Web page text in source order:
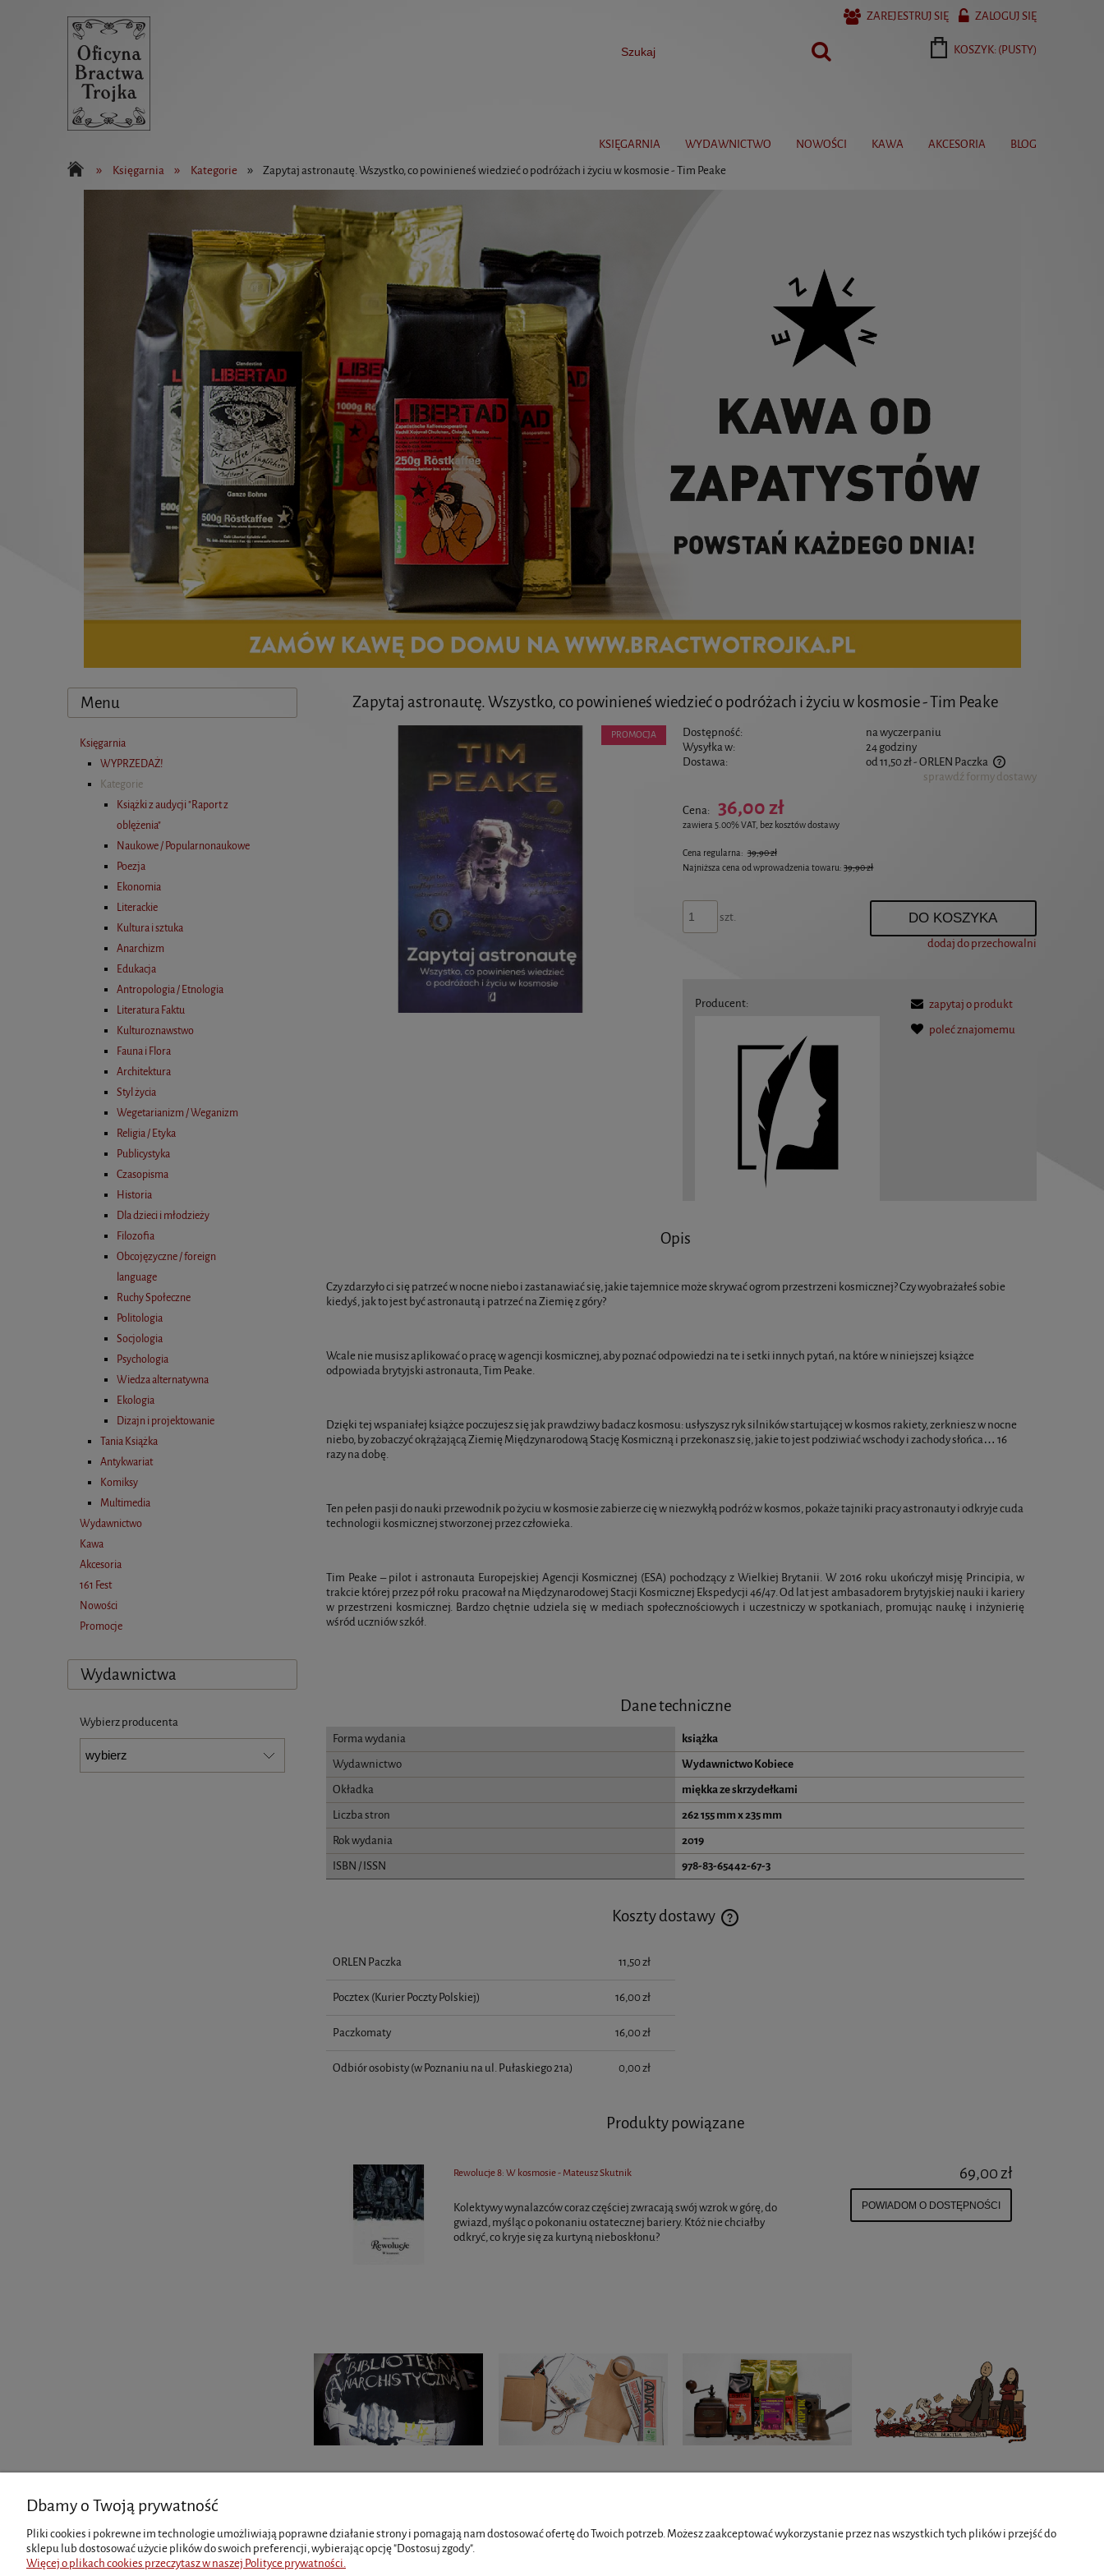
ZAREJESTRUJ SIĘ ZALOGUJ SIĘ
KOSZYK: (PUSTY)
KSIĘGARNIA WYDAWNICTWO NOWOŚCI KAWA AKCESORIA BLOG
» Księgarnia » Kategorie » Zapytaj astronautę. Wszystko, co powinieneś wiedzieć o podróżach i życiu w kosmosie - Tim Peake
Menu
Księgarnia
WYPRZEDAŻ!
Kategorie
Książki z audycji "Raport z
oblężenia"
Naukowe / Popularnonaukowe
Poezja
Ekonomia
Literackie
Kultura i sztuka
Anarchizm
Edukacja
Antropologia / Etnologia
Literatura Faktu
Kulturoznawstwo
Fauna i Flora
Architektura
Styl życia
Wegetarianizm / Weganizm
Religia / Etyka
Publicystyka
Czasopisma
Historia
Dla dzieci i młodzieży
Filozofia
Obcojęzyczne / foreign
language
Ruchy Społeczne
Politologia
Socjologia
Psychologia
Wiedza alternatywna
Ekologia
Dizajn i projektowanie
Tania Książka
Antykwariat
Komiksy
Multimedia
Wydawnictwo
Kawa
Akcesoria
161 Fest
Nowości
Promocje
Wydawnictwa
Wybierz producenta
Zapytaj astronautę. Wszystko, co powinieneś wiedzieć o podróżach i życiu w kosmosie - Tim Peake
PROMOCJA Dostępność:
na wyczerpaniu
Wysyłka w:
24 godziny
Dostawa:
od 11,50 zł- ORLEN Paczka
sprawdź formy dostawy
Cena: 36,00 zł
zawiera 5.00% VAT, bez kosztów dostawy
Cena regularna: 39,90 zł
Najniższa cena od wprowadzenia towaru:39,90 zł
szt. DO KOSZYKA
dodaj do przechowalni
Producent:
zapytaj o produkt
poleć znajomemu
Opis
Czy zdarzyło ci się patrzeć w nocne niebo i zastanawiać się, jakie tajemnice może skrywać ogrom przestrzeni kosmicznej? Czy wyobrażałeś sobie
kiedyś, jak to jest być astronautą i patrzeć na Ziemię z góry?
Wcale nie musisz aplikować o pracę w agencji kosmicznej, aby poznać odpowiedzi na te i setki innych pytań, na które w niniejszej książce
odpowiada brytyjski astronauta, Tim Peake.
Dzięki tej wspaniałej książce poczujesz się jak prawdziwy badacz kosmosu: usłyszysz ryk silników startującej w kosmos rakiety, zerkniesz w nocne
niebo, by zobaczyć okrążającą Ziemię Międzynarodową Stację Kosmiczną i przekonasz się, jakie to jest podziwiać wschody i zachody słońca… 16
razy na dobę.
Ten pełen pasji do nauki przewodnik po życiu w kosmosie zabierze cię w niezwykłą podróż w kosmos, pokaże tajniki pracy astronauty i odkryje cuda
technologii kosmicznej stworzonej przez człowieka.
Tim Peake – pilot i astronauta Europejskiej Agencji Kosmicznej (ESA) pochodzący z Wielkiej Brytanii. W 2016 roku ukończył misję Principia, w
trakcie której przez pół roku pracował na Międzynarodowej Stacji Kosmicznej Ekspedycji 46/47. Od lat jest ambasadorem brytyjskiej nauki i kariery
w przestrzeni kosmicznej. Bardzo chętnie udziela się w mediach społecznościowych i uczestniczy w spotkaniach, promując naukę i inżynierię
wśród uczniów szkół.
Dane techniczne
Forma wydania
książka
Wydawnictwo
Wydawnictwo Kobiece
Okładka
miękka ze skrzydełkami
Liczba stron
262 155 mm x 235 mm
Rok wydania
2019
ISBN / ISSN
978-83-65442-67-3
Koszty dostawy
ORLEN Paczka 11,50 zł
Pocztex (Kurier Poczty Polskiej) 16,00 zł
Paczkomaty 16,00 zł
Odbiór osobisty(w Poznaniu na ul. Pułaskiego 21a) 0,00 zł
Produkty powiązane
Rewolucje 8: W kosmosie - Mateusz Skutnik
Kolektywy wynalazców coraz częściej zwracają swój wzrok w górę, do
gwiazd, myśląc o pokonaniu ostatecznej bariery. Któż nie chciałby
odkryć, co kryje się za kurtyną nieboskłonu?
69,00 zł
POWIADOM O DOSTĘPNOŚCI
INFORMACJE
Zwroty i reklamacje
MOJE KONTO
Twoje zamówienia
PŁATNOŚCI I DOSTAWA O NAS
Dbamy o Twoją prywatność
Pliki cookies i pokrewne im technologie umożliwiają poprawne działanie strony i pomagają nam dostosować ofertę do Twoich potrzeb. Możesz zaakceptować wykorzystanie przez nas wszystkich tych plików i przejść do
sklepu lub dostosować użycie plików do swoich preferencji, wybierając opcję "Dostosuj zgody".
Więcej o plikach cookies przeczytasz w naszej Polityce prywatności.